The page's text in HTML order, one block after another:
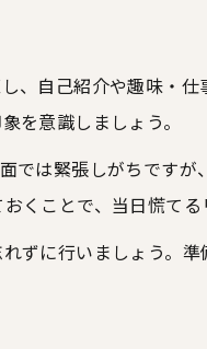
ュール
み
まとめ
イス
法
、自己紹介や趣味・
を意識しましょう。
では緊張しがちです
くことで、当日慌てる
ずに行いましょう。